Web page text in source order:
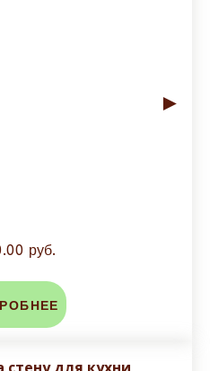
►
руб.